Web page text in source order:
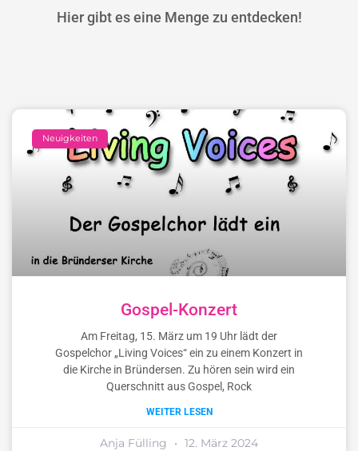
Hier gibt es eine Menge zu entdecken!
Neuigkeiten
Gospel-Konzert
Am Freitag, 15. März um 19 Uhr lädt der
Gospelchor „Living Voices“ ein zu einem Konzert in
die Kirche in Bründersen. Zu hören sein wird ein
Querschnitt aus Gospel, Rock
WEITER LESEN
Anja Fülling 12. März 2024